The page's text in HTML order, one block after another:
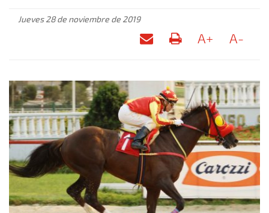
Jueves 28 de noviembre de 2019
A+ A-